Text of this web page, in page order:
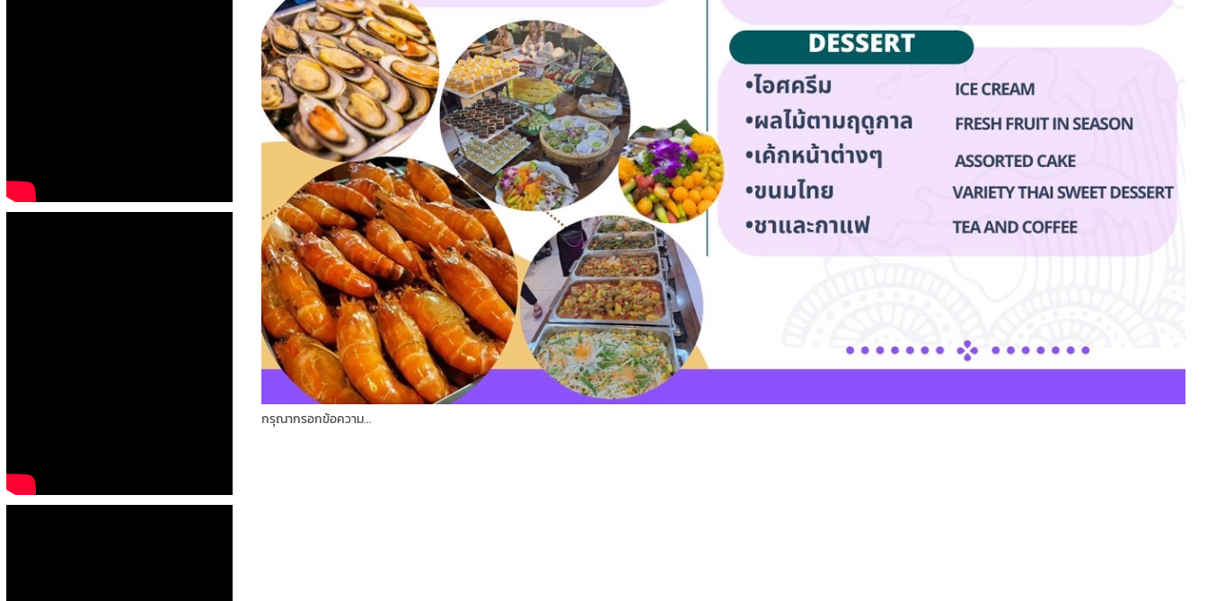
กรุณากรอกข้อความ...